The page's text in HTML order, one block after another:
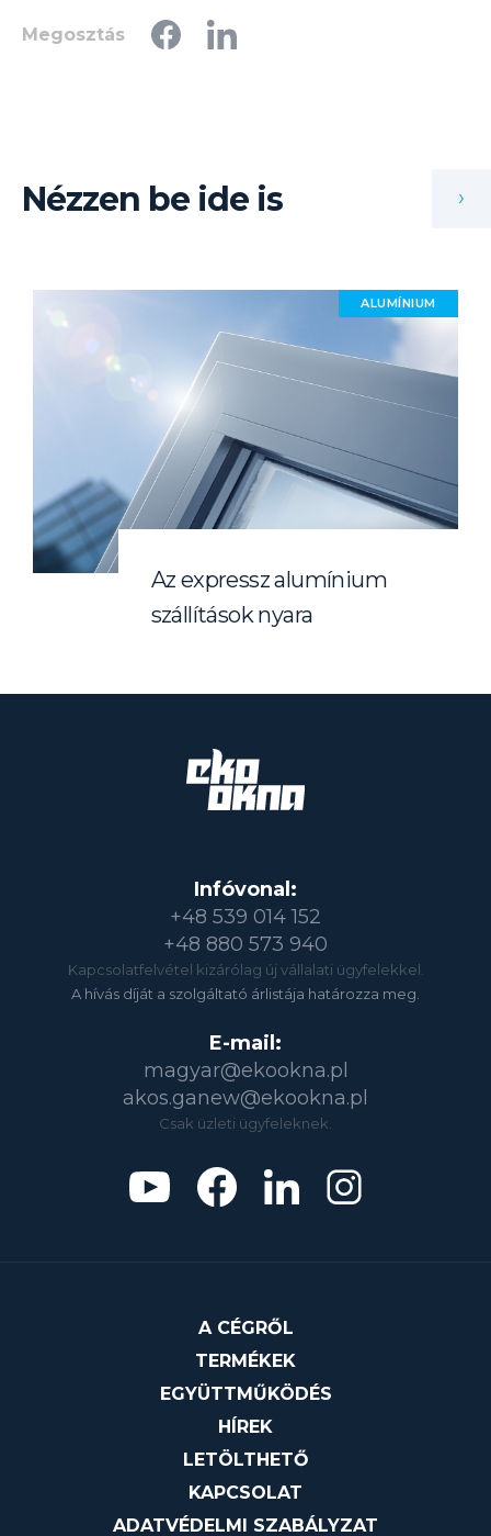
Megosztás
Nézzen be ide is
Az expressz alumínium
szállítások nyara
ALUMÍNIUM
›
Infóvonal:
+48 539 014 152
+48 880 573 940
Kapcsolatfelvétel kizárólag új vállalati ügyfelekkel.
A hívás díját a szolgáltató árlistája határozza meg.
E-mail:
magyar@ekookna.pl
akos.ganew@ekookna.pl
Csak üzleti ügyfeleknek.
A CÉGRŐL
TERMÉKEK
EGYÜTTMŰKÖDÉS
HÍREK
LETÖLTHETŐ
KAPCSOLAT
ADATVÉDELMI SZABÁLYZAT